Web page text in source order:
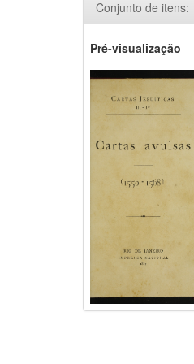
Conjunto de itens:
Pré-visualização